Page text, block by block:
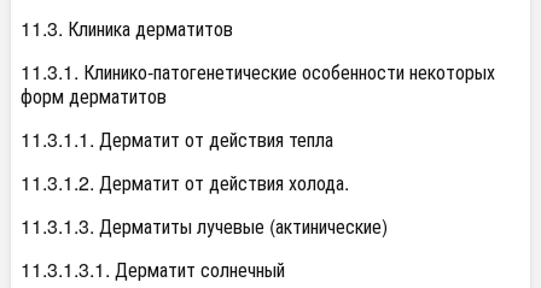
11.3. Клиника дерматитов
11.3.1. Клинико-патогенетические особенности некоторых
форм дерматитов
11.3.1.1. Дерматит от действия тепла
11.3.1.2. Дерматит от действия холода.
11.3.1.3. Дерматиты лучевые (актинические)
11.3.1.3.1. Дерматит солнечный